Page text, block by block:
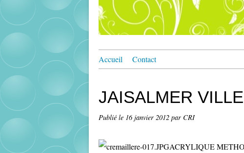
Accueil Contact
JAISALMER
Publié le 16 janvier 2012 par CRI
ACRYLIQUE